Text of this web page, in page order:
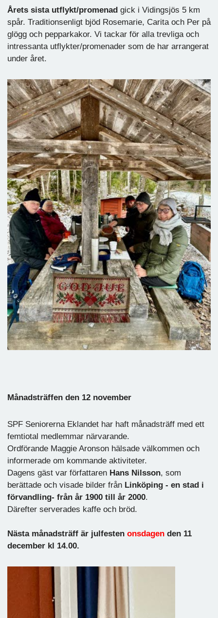
Årets sista utflykt/promenad gick i Vidingsjös 5 km
spår. Traditionsenligt bjöd Rosemarie, Carita och Per på
glögg och pepparkakor. Vi tackar för alla trevliga och
intressanta utflykter/promenader som de har arrangerat
under året.
Månadsträffen den 12 november
SPF Seniorerna Eklandet har haft månadsträff med ett
femtiotal medlemmar närvarande.
Ordförande Maggie Aronson hälsade välkommen och
informerade om kommande aktiviteter.
Dagens gäst var författaren Hans Nilsson, som
berättade och visade bilder från Linköping - en stad i
förvandling- från år 1900 till år 2000.
Därefter serverades kaffe och bröd.
Nästa månadsträff är julfesten onsdagen den 11
december kl 14.00.